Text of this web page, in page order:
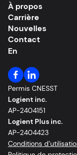
À propos
Carrière
Nouvelles
Contact
En
Permis CNESST
Logient inc.
AP-2404151
Logient Plus inc.
AP-2404423
Conditions